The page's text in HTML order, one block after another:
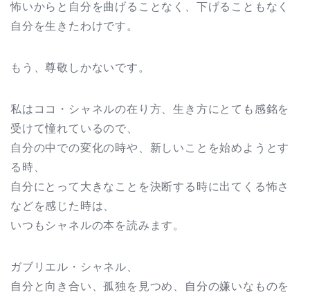
怖いからと自分を曲げることなく、下げることもなく
自分を生きたわけです。
もう、尊敬しかないです。
私はココ・シャネルの在り方、生き方にとても感銘を
受けて憧れているので、
自分の中での変化の時や、新しいことを始めようとす
る時、
自分にとって大きなことを決断する時に出てくる怖さ
などを感じた時は、
いつもシャネルの本を読みます。
ガブリエル・シャネル、
自分と向き合い、孤独を見つめ、自分の嫌いなものを